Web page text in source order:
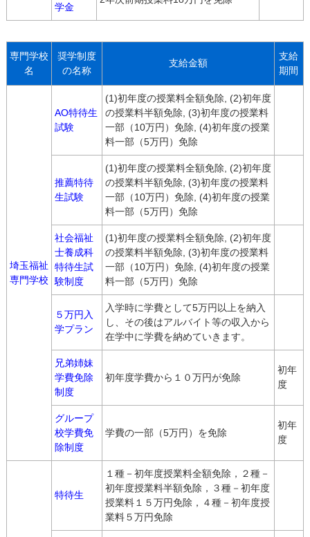
学金
専門学校
名
奨学制度
の名称
支給金額
支給
期間
埼玉福祉
専門学校
AO特待生
試験
(1)初年度の授業料全額免除, (2)初年度
の授業料半額免除, (3)初年度の授業料
一部（10万円）免除, (4)初年度の授業
料一部（5万円）免除
推薦特待
生試験
(1)初年度の授業料全額免除, (2)初年度
の授業料半額免除, (3)初年度の授業料
一部（10万円）免除, (4)初年度の授業
料一部（5万円）免除
社会福祉
士養成科
特待生試
験制度
(1)初年度の授業料全額免除, (2)初年度
の授業料半額免除, (3)初年度の授業料
一部（10万円）免除, (4)初年度の授業
料一部（5万円）免除
５万円入
学プラン
入学時に学費として5万円以上を納入
し、その後はアルバイト等の収入から
在学中に学費を納めていきます。
兄弟姉妹
学費免除
制度
初年度学費から１０万円が免除
初年
度
グループ
校学費免
除制度
学費の一部（5万円）を免除
初年
度
特待生
１種－初年度授業料全額免除，２種－
初年度授業料半額免除，３種－初年度
授業料１５万円免除，４種－初年度授
業料５万円免除